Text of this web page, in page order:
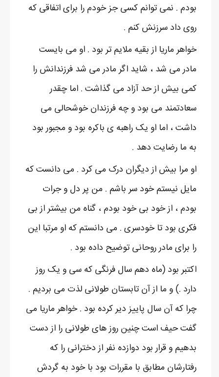
بودم . نمی توانم کسی جز خودم را برای اتفاقی که
روی داد سرزنش کنم .
خواهر ماریا از بقیه ملایم تر بود . او می بایست
مادر می شد ، شاید اگر مادر می شد فرزندانش را
کمی بیش از حد آزاد می گذاشت . اما چقدر
سعادتمند می بود و چه فرزندان خوشحالی می
داشت ، اما او یک راهبه ی باکره بود و مجبور بود
به ما رضایت دهد .
او مرا بیش از دیگران درک می کرد . می دانست که
مایل نیستم خود سر باشم . من پر دل و جرات
بودم ، از خود بی خود بودم ، گناه من بیشتر از بی
فکری بود تا خودسری . می دانستم که او مرتبا این
را برای مادر روحانی توضیح داده بود .
اکتبر بود (ماه دهم سال فرنگی که سی و یک روز
دارد .) و ما از آن تابستان طولانی لذت می بردیم .
چرا که آن سال پاییز دیر کرده بود . خواهر ماریا می
گفت حیف است چنین روز های طولانی را از دست
بدهیم و قرار بود دوازده نفر از دخترانی را که
رفتارشان مطابق با مقررات بود با خود به گردش